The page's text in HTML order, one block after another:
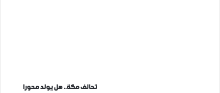
تحالف مكة.. هل يولد محورا